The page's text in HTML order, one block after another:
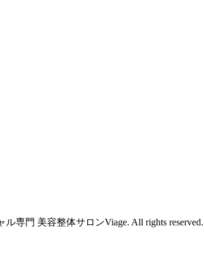
ル専門 美容整体サロンViage. All rights reserved.